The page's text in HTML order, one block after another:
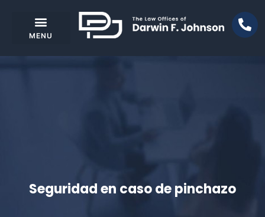
Seguridad en caso de pinchazo